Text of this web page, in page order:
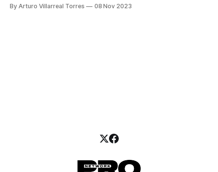
éxito levantar más de 10 millones de dólares de
By Arturo Villarreal Torres 08 Nov 2023